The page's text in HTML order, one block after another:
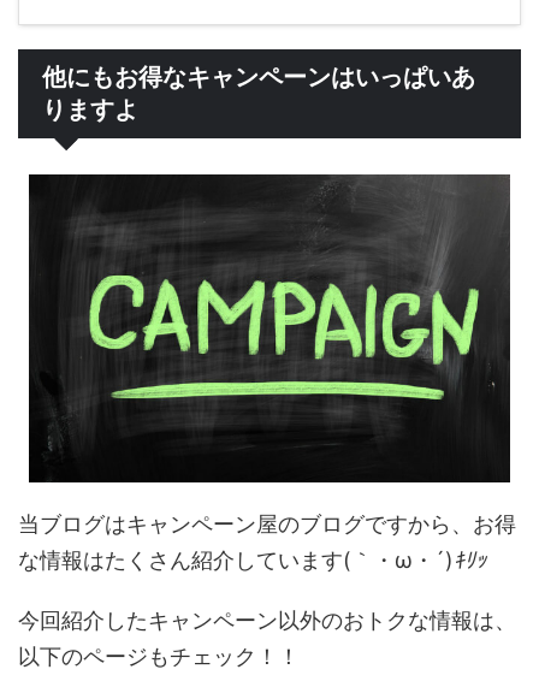
他にもお得なキャンペーンはいっぱいあ
りますよ
当ブログはキャンペーン屋のブログですから、お得
な情報はたくさん紹介しています(｀・ω・´)ｷﾘｯ
今回紹介したキャンペーン以外のおトクな情報は、
以下のページもチェック！！